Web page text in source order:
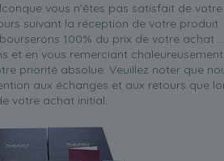
vous n'êtes pas satisfait de votre
suivant la réception de votre produit
100% du prix de votre achat ...
et en vous remerciant
priorité absolue. Veuillez noter que
aux échanges et aux retours que
votre achat initial.